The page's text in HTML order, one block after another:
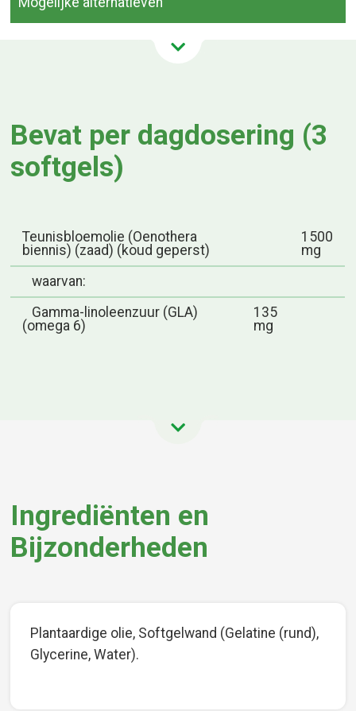
Bevat per dagdosering (3
softgels)
Teunisbloemolie (Oenothera
biennis) (zaad) (koud geperst)
1500
mg
waarvan:
Gamma-linoleenzuur (GLA)
(omega 6)
135
mg
Ingrediënten en
Bijzonderheden
Plantaardige olie, Softgelwand (Gelatine (rund),
Glycerine, Water).